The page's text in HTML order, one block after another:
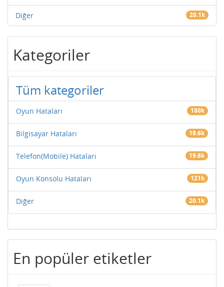
Diğer 20.1k
Kategoriler
Tüm kategoriler
Oyun Hataları 180k
Bilgisayar Hataları 19.6k
Telefon(Mobile) Hataları 19.6k
Oyun Konsolu Hataları 121k
Diğer 20.1k
En popüler etiketler